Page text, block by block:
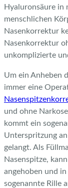
Hyaluronsäure in
menschlichen
Nasenkorrektur
Nasenkorrektur
unkomplizierte
Um ein Anheben
immer eine
und ohne
kommt ein
Unterspritzung
gelangt. Als
Nasenspitze,
angehoben und
sogenannte Rille